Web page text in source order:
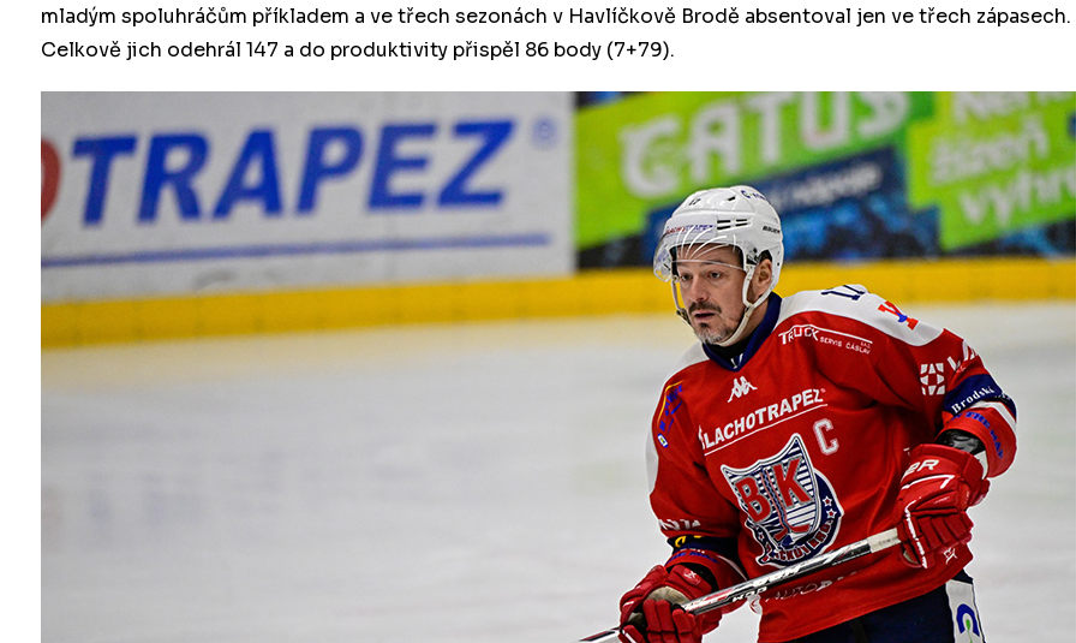
mladým spoluhráčům příkladem a ve třech sezonách v Havlíčkově Brodě absentoval jen ve třech zápasech.
Celkově jich odehrál 147 a do produktivity přispěl 86 body (7+79).